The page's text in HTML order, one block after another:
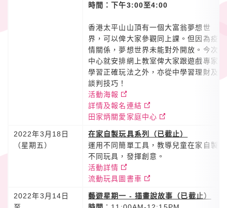
時間：下午3:00至4:00
香港太平山山頂有一個大富翁夢想世
界，可以俾大家參觀同上課。但因為疫
情關係，夢想世界未能對外開放。今次
中心就安排網上教室俾大家跟遊戲專家
學習正確玩法之外，亦從中學習理財及
談判技巧！
活動海報
詳情及報名連結
田家炳關愛家庭中心
2022年3月18日
（星期五）
在家自製玩具系列（已截止）
運用不同簡單工具，教導兒童在家自製
不同玩具，發揮創意。
活動詳情
流動玩具圖書車
2022年3月14日
藝遊星期一 - 插畫說故事（已截止）